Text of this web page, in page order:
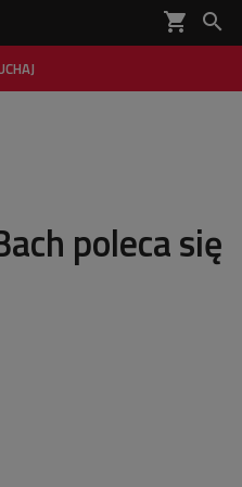
shopping_cart 

poleca się